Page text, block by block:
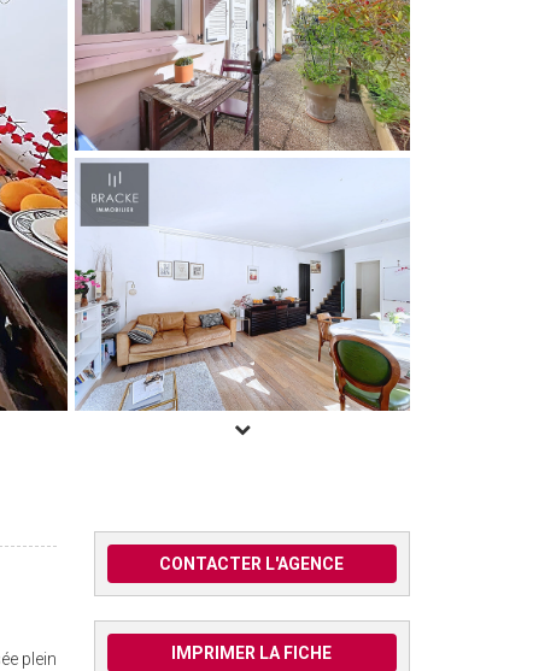
plein
CONTACTER L'AGENCE
IMPRIMER LA FICHE